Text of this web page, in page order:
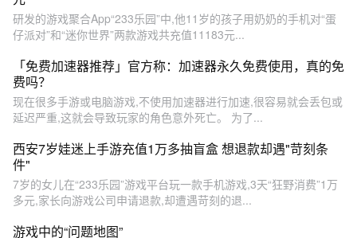
研发的游戏聚合App“233乐园”中,他11岁的孩子用奶奶的手机对“蛋
仔派对”和“迷你世界”两款游戏共充值11183元...
「免费加速器推荐」官方称：加速器永久免费使用，真的免
费吗？
现在很多手游或电脑游戏,不使用加速器进行加速,很容易就会丢包或
延迟严重,这就会导致玩家的角色意外死亡。 为了...
西安7岁娃迷上手游充值1万多抽盲盒 想退款却遇"苛刻条
件"
7岁的女儿在“233乐园”游戏平台玩一款手机游戏,3天“狂野消费”1万
多元,家长向游戏公司申请退款,却遭遇苛刻的退...
游戏中的“问题地图”